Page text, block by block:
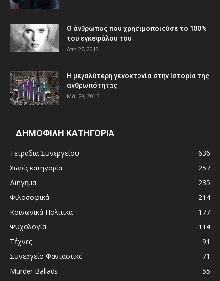
Ο άνθρωπος που χρησιμοποιούσε το 100%
του εγκεφάλου του
Απρ 27, 2013
Η μεγαλύτερη γενοκτονία στην Ιστορία της
ανθρωπότητας
Μάι 29, 2015
ΔΗΜΟΦΙΛΗ ΚΑΤΗΓΟΡΙΑ
Τετράδια Συνεργείου
636
Χωρίς κατηγορία
257
Διήγημα
235
Φιλοσοφικά
214
Κοινωνικά Πολιτικά
177
Ψυχολογία
114
Τέχνες
91
Συνεργείο Φανταστικό
71
Murder Ballads
55